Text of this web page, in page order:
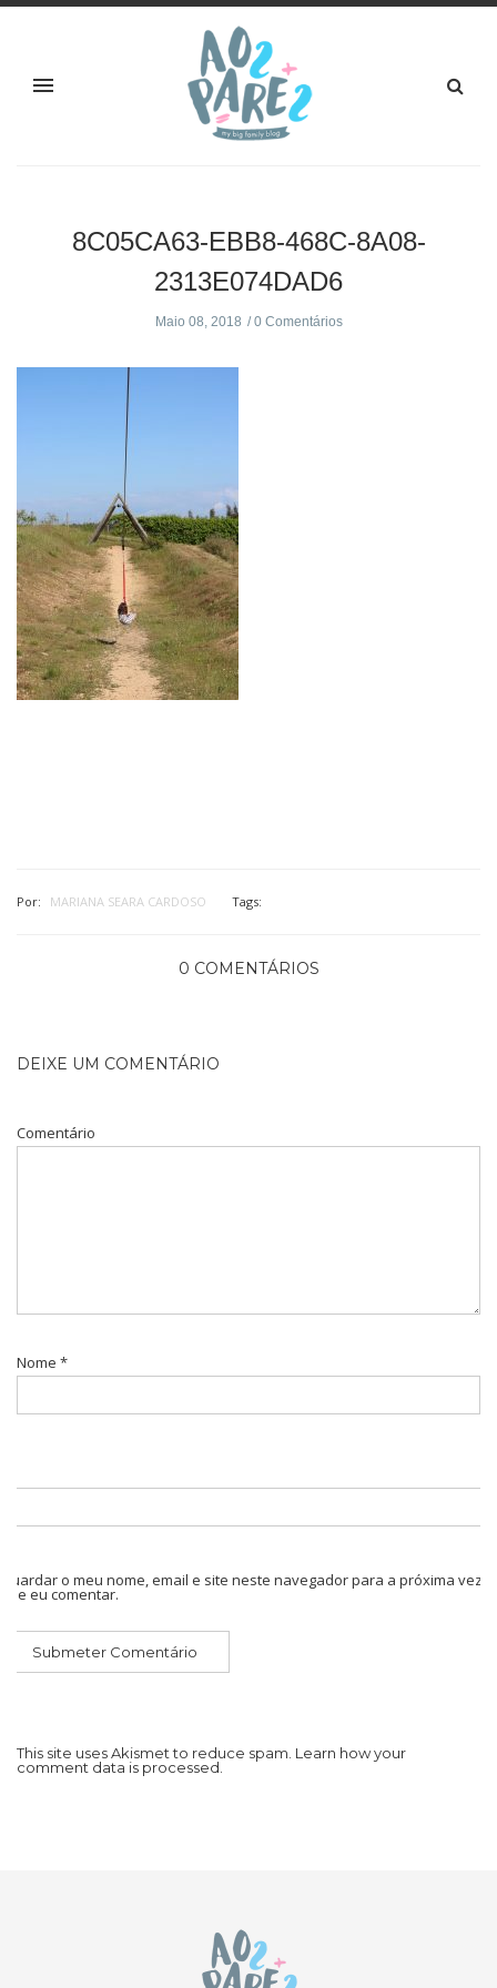
8C05CA63-EBB8-468C-8A08-
2313E074DAD6
Maio 08, 2018 0 Comentários
Por: MARIANA SEARA CARDOSO Tags:
0 COMENTÁRIOS
DEIXE UM COMENTÁRIO
Comentário
Nome *
Guardar o meu nome, email e site neste navegador para a próxima vez
que eu comentar.
This site uses Akismet to reduce spam. Learn how your
comment data is processed.